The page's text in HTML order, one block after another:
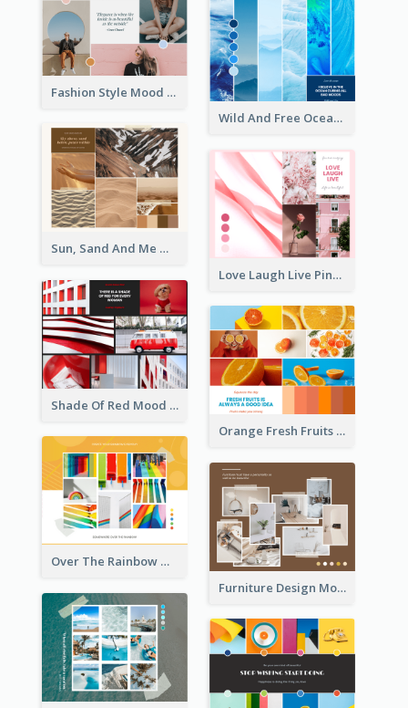
Fashion Style Mood Board
Wild And Free Ocean Mood Board
Sun, Sand And Me Mood Board
Love Laugh Live Pink Mood Board
Shade Of Red Mood Board
Orange Fresh Fruits Mood Board
Over The Rainbow Mood Board
Furniture Design Mood Board